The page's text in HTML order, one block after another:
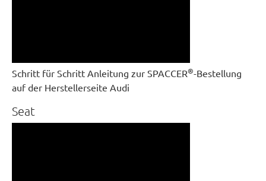
Schritt für Schritt Anleitung zur SPACCER®-Bestellung
auf der Herstellerseite Audi
Seat